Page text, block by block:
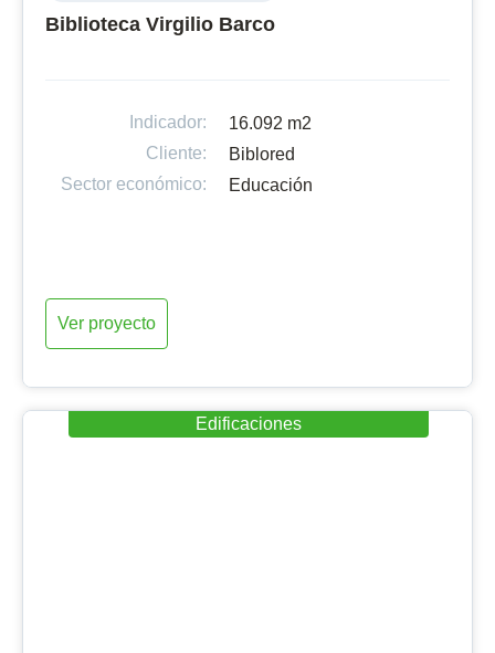
Biblioteca Virgilio Barco
Indicador:
16.092 m2
Cliente:
Biblored
Sector económico:
Educación
Ver proyecto
Edificaciones